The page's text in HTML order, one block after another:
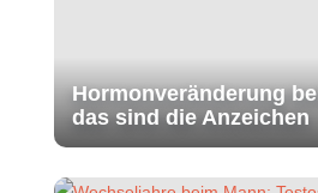
Hormonveränderung
das sind die Anzeichen